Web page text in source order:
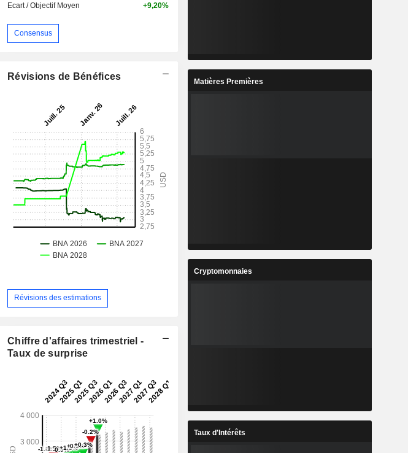
- -
-
- -
-
-
- - -
1,44 1,54 1,627
5,88% 6,94% 5,64%
15,32%
5,304
-2,48% 12,42%
670 543 661 012 906 893
Ecart / Objectif Moyen +9,20%
Consensus
Révisions de Bénéfices
Révisions des estimations
Chiffre d'affaires trimestriel -
Taux de surprise
Matières Premières
Cryptomonnaies
Taux d'Intérêts